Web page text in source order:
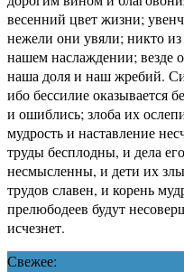
весенний цвет жизни;
нежели они увяли; никто
нашем наслаждении; везде
наша доля и наш жребий.
ибо бессилие оказывается
и ошиблись; злоба их
мудрость и наставление
труды бесплодны, и дела
несмысленны, и дети их
трудов славен, и корень
прелюбодеев будут
исчезнет.
Свежее: